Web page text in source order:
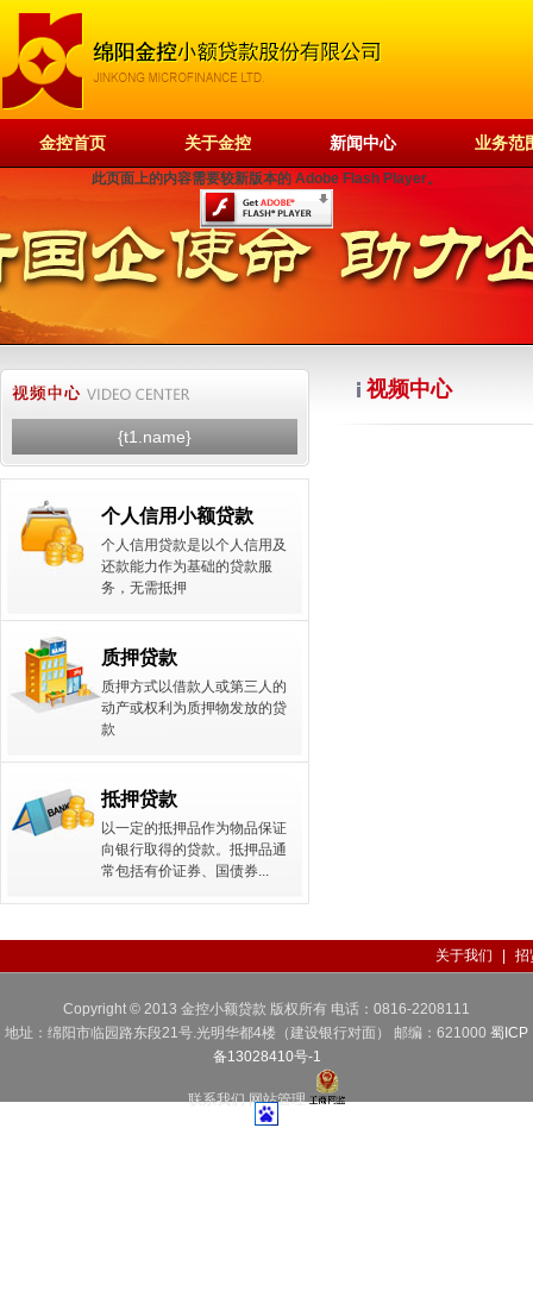
金控首页 关于金控 新闻中心 业务范
此页面上的内容需要较新版本的 Adobe Flash Player。
{t1.name}
个人信用小额贷款
个人信用贷款是以个人信用及
还款能力作为基础的贷款服
务，无需抵押
质押贷款
质押方式以借款人或第三人的
动产或权利为质押物发放的贷
款
抵押贷款
以一定的抵押品作为物品保证
向银行取得的贷款。抵押品通
常包括有价证券、国债券...
视频中心
关于我们 招
Copyright © 2013 金控小额贷款 版权所有 电话： 0816-2208111
地址：绵阳市临园路东段21号.光明华都4楼（建设银行对面） 邮编： 621000 蜀ICP
备13028410号-1
联系我们 网站管理